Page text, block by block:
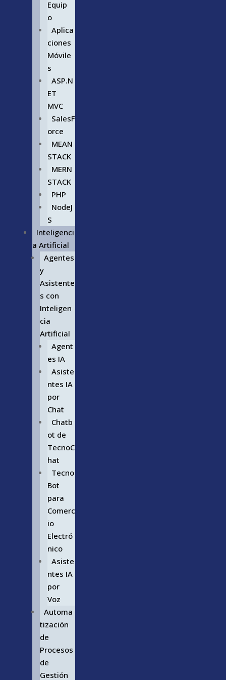
Equip
o
Aplica
ciones
Móvile
s
ASP.N
ET
MVC
SalesF
orce
MEAN
STACK
MERN
STACK
PHP
NodeJ
S
Inteligenci
a Artificial
Agentes
y
Asistente
s con
Inteligen
cia
Artificial
Agent
es IA
Asiste
ntes IA
por
Chat
Chatb
ot de
TecnoC
hat
Tecno
Bot
para
Comerc
io
Electró
nico
Asiste
ntes IA
por
Voz
Automa
tización
de
Procesos
de
Gestión